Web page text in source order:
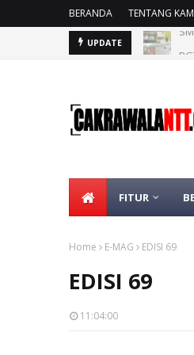
BERANDA TENTANG
UPDATE
FITUR
Home E-MAG EDISI 69
EDISI 69
11:04:00